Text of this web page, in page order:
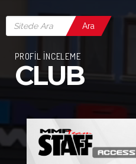
Ara
PROFİL İNCELEME
CLUB